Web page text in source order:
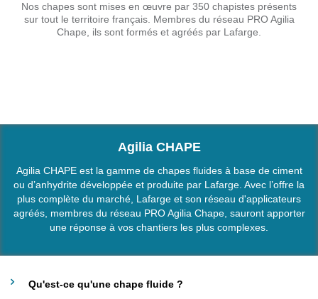
Nos chapes sont mises en œuvre par 350 chapistes présents
sur tout le territoire français. Membres du réseau PRO Agilia
Chape, ils sont formés et agréés par Lafarge.
Civilité*
Agilia CHAPE
Agilia CHAPE est la gamme de chapes fluides à base de ciment
ou d’anhydrite développée et produite par Lafarge. Avec l’offre la
plus complète du marché, Lafarge et son réseau d'applicateurs
agréés, membres du réseau PRO Agilia Chape, sauront apporter
une réponse à vos chantiers les plus complexes.
Qu'est-ce qu'une chape fluide ?